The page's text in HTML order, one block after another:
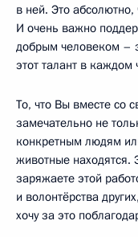
в ней. Это
И очень важно
добрым человеком –
этот талант в каждом
То, что Вы вместе со
замечательно не
конкретным людям
животные находятся.
заряжаете этой
и волонтёрства
хочу за это